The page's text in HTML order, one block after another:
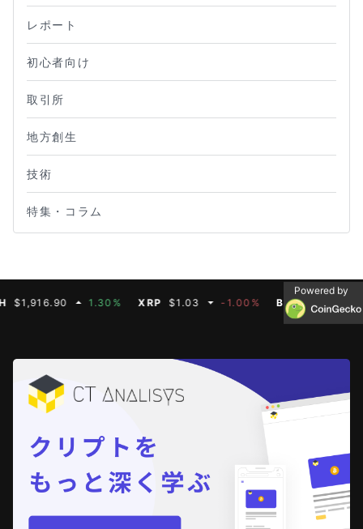
レポート
初心者向け
取引所
地方創生
技術
特集・コラム
1.30% XRP $1.03 -1.00% BNB $590.75
Powered by